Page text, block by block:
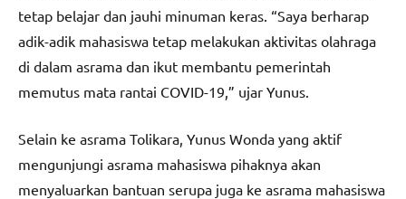
tetap belajar dan jauhi minuman keras. “Saya berharap
adik-adik mahasiswa tetap melakukan aktivitas olahraga
di dalam asrama dan ikut membantu pemerintah
memutus mata rantai COVID-19,” ujar Yunus.
Selain ke asrama Tolikara, Yunus Wonda yang aktif
mengunjungi asrama mahasiswa pihaknya akan
menyaluarkan bantuan serupa juga ke asrama mahasiswa